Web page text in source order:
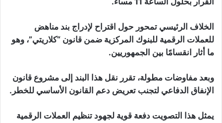
الخلاف الرئيسي تمحور حول اقتراح لإدراج بند مناهض
للعملات الرقمية للبنوك المركزية ضمن قانون “كلاريتي”، وهو
ما أثار انقسامًا بين الجمهوريين.
وبعد مفاوضات مطولة، تقرر نقل هذا البند إلى مشروع قانون
الإنفاق الدفاعي لتجنب تعريض دعم القانون الأساسي للخطر.
يمثل هذا التصويت دفعة قوية لجهود تنظيم العملات الرقمية